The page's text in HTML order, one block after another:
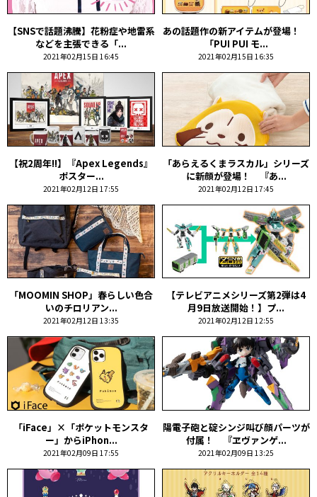
【SNSで話題沸騰】花粉症や地雷系
などを主張できる「...
2021年02月15日 16:45
あの話題作の新アイテムが登場！
「PUI PUI モ...
2021年02月15日 16:35
【祝2周年!!】『Apex Legends』
ポスター...
2021年02月12日 17:55
「あらえるくまラスカル」シリーズ
に新顔が登場！ 『あ...
2021年02月12日 17:45
「MOOMIN SHOP」春らしい色合
いのチロリアン...
2021年02月12日 13:35
【テレビアニメシリーズ第2弾は4
月9日放送開始！】プ...
2021年02月12日 12:55
「iFace」×「ポケットモンスタ
ー」からiPhon...
2021年02月09日 17:55
陽電子砲と碇シンジ叫び顔パーツが
付属！ 『ヱヴァンゲ...
2021年02月09日 13:25